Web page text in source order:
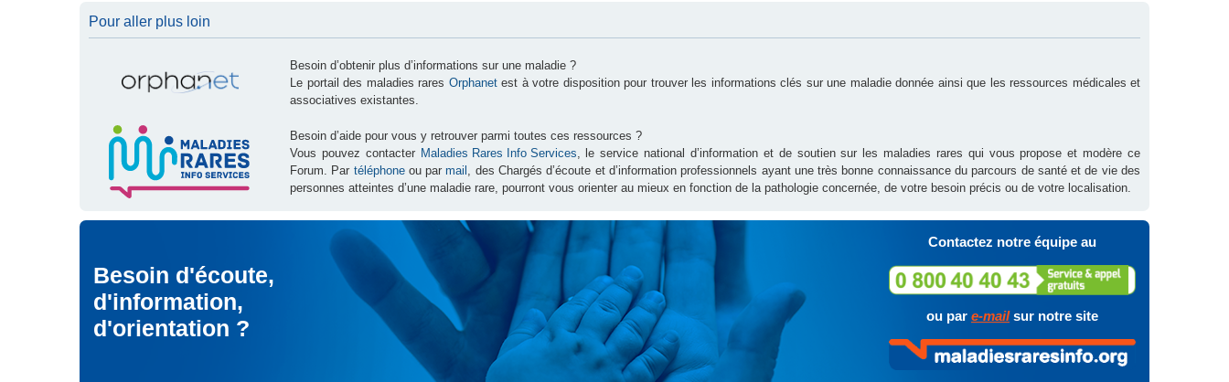
Pour aller plus loin
Besoin d’obtenir plus d’informations sur une maladie ?
Le portail des maladies rares Orphanetest à votre disposition pour trouver les informations clés sur une maladie donnée ainsi que les ressources médicales et
associatives existantes.
Besoin d’aide pour vous y retrouver parmi toutes ces ressources ?
Vous pouvez contacter Maladies Rares Info Services, le service national d’information et de soutien sur les maladies rares qui vous propose et modère ce
Forum. Par téléphoneou parmail , des Chargés d’écoute et d’information professionnels ayant une très bonne connaissance du parcours de santé et de vie des
personnes atteintes d’une maladie rare, pourront vous orienter au mieux en fonction de la pathologie concernée, de votre besoin précis ou de votre localisation.
Besoin d'écoute,
d'information,
d'orientation ?
Contactez notre équipe au
ou par e-mailsur notre site